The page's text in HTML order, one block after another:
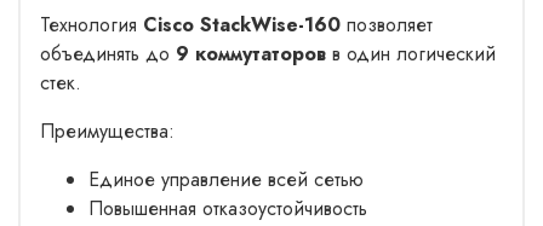
Технология Cisco StackWise-160 позволяет
объединять до 9 коммутаторов в один логический
стек.
Преимущества:
Единое управление всей сетью
Повышенная отказоустойчивость